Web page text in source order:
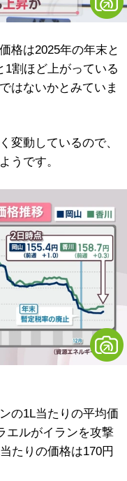
格は2025年の年末と
1割ほど上がっている
はないかとみていま
変動しているので、
うです。
の1L当たりの平均価
エルがイランを攻撃
たりの価格は170円